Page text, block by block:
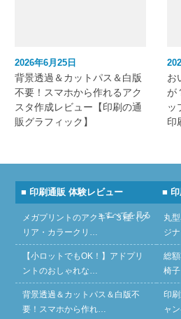
2026年6月25日
背景透過＆カットパス＆白版
不要！スマホから作れるアク
スタ作成レビュー【印刷の通
販グラフィック】
お
が
ッ
印
■ 印刷通販 体験レビュー
» すべてを見る
メガプリントのアクキー３種（ク
リア・カラークリ…
【小ロットでもOK！】アドプリ
ントのおしゃれな…
背景透過＆カットパス＆白版不
要！スマホから作れ…
■ 印
丸
ジ
総
椅
印
ャ